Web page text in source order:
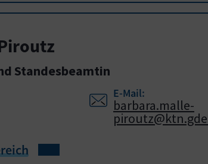
Standesbeamtin
E-Mail:
barbara.malle-